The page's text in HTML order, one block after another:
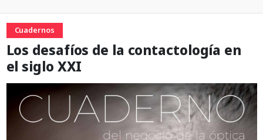
Cuadernos
Los desafíos de la contactología en
el siglo XXI